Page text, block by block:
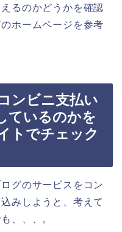
るのかどうかを確認
ホームページを参考
ンビニ支払い
ているのかを
トでチェック
グのサービスをコン
みしようと、考えて
、、、。